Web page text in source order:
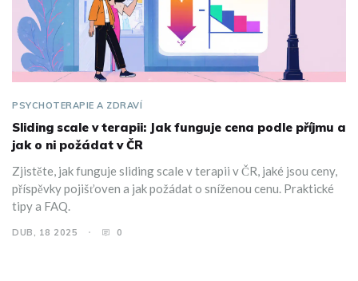
PSYCHOTERAPIE A ZDRAVÍ
Sliding scale v terapii: Jak funguje cena podle příjmu a
jak o ni požádat v ČR
Zjistěte, jak funguje sliding scale v terapii v ČR, jaké jsou ceny,
příspěvky pojišťoven a jak požádat o sníženou cenu. Praktické
tipy a FAQ.
DUB, 18 2025 0